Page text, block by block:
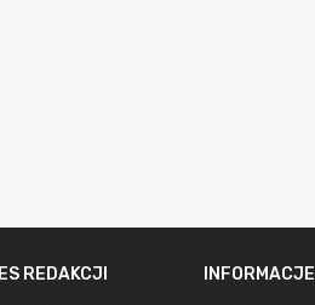
REDAKCJI INFORMACJE